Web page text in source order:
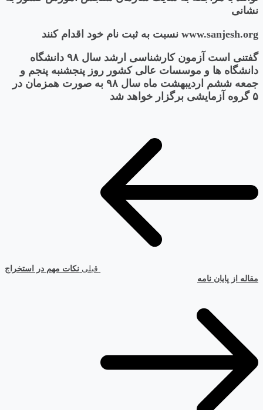
نشانی
www.sanjesh.org نسبت به ثبت نام خود اقدام کنند
گفتنی است آزمون کارشناسی ارشد سال ۹۸ دانشگاه
دانشگاه ها و موسسات عالی کشور روز پنجشنبه پنجم و
جمعه ششم اردیبهشت ماه سال ۹۸ به صورت همزمان در
۵ گروه آزمایشی برگزار خواهد شد
قبلی نکات مهم در استخراج
مقاله از پایان نامه